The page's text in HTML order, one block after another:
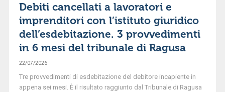
Debiti cancellati a lavoratori e
imprenditori con l’istituto giuridico
dell’esdebitazione. 3 provvedimenti
in 6 mesi del tribunale di Ragusa
22/07/2026
Tre provvedimenti di esdebitazione del debitore incapiente in
appena sei mesi. È il risultato raggiunto dal Tribunale di Ragusa